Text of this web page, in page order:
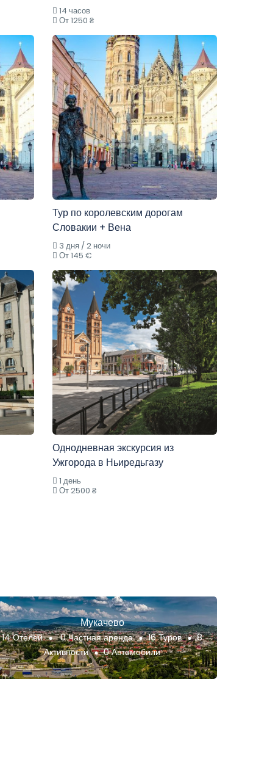
14 часов
От 1250 ₴
Тур по королевским дорогам
Словакии + Вена
3 дня / 2 ночи
От 145 €
Однодневная экскурсия из
Ужгорода в Ньиредьгазу
1 день
От 2500 ₴
Мукачево
14 Отелей 0 Частная аренда 16 Туров
8
Активности
0 Автомобили